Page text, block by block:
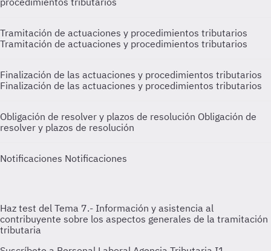
Tramitación de actuaciones y procedimientos tributarios
Tramitación de actuaciones y procedimientos tributarios
Finalización de las actuaciones y procedimientos tributarios
Finalización de las actuaciones y procedimientos tributarios
Obligación de resolver y plazos de resolución Obligación de
resolver y plazos de resolución
Notificaciones Notificaciones